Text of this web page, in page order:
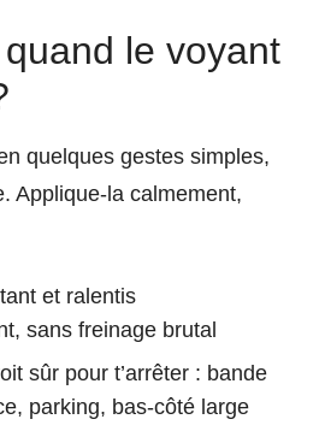
le voyant
quelques gestes simples,
Applique-la calmement,
et ralentis
sans freinage brutal
sûr pour t’arrêter : bande
parking, bas-côté large